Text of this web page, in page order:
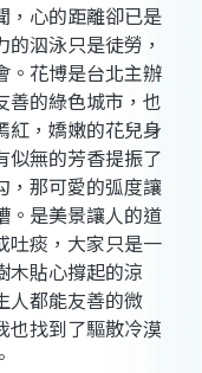
心的距離卻已是
泅泳只是徒勞，
。花博是台北主辦
善的綠色城市，也
紅，嬌嫩的花兒身
似無的芳香提振了
，那可愛的弧度讓
。是美景讓人的道
吐痰，大家只是一
木貼心撐起的涼
人都能友善的微
也找到了驅散冷漠